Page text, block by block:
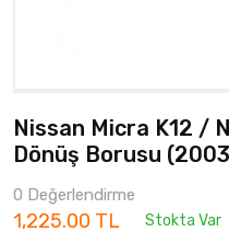
Nissan Micra K12 /
Dönüş Borusu
0 Değerlendirme
1,225.00 TL Stokta Var